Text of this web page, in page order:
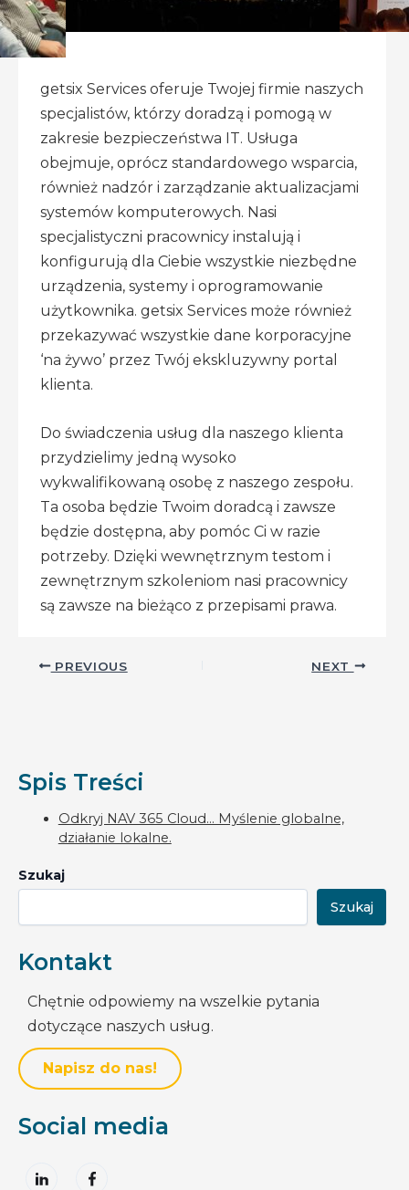
Spis Treści
Odkryj NAV 365 Cloud… Myślenie globalne,
działanie lokalne.
Szukaj
Szukaj
Kontakt
Chętnie odpowiemy na wszelkie pytania
dotyczące naszych usług.
Napisz do nas!
Social media
getsix Services oferuje Twojej firmie naszych
specjalistów, którzy doradzą i pomogą w
zakresie bezpieczeństwa IT. Usługa
obejmuje, oprócz standardowego wsparcia,
również nadzór i zarządzanie aktualizacjami
systemów komputerowych. Nasi
specjalistyczni pracownicy instalują i
konfigurują dla Ciebie wszystkie niezbędne
urządzenia, systemy i oprogramowanie
użytkownika. getsix Services może również
przekazywać wszystkie dane korporacyjne
‘na żywo’ przez Twój ekskluzywny portal
klienta.
Do świadczenia usług dla naszego klienta
przydzielimy jedną wysoko
wykwalifikowaną osobę z naszego zespołu.
Ta osoba będzie Twoim doradcą i zawsze
będzie dostępna, aby pomóc Ci w razie
potrzeby. Dzięki wewnętrznym testom i
zewnętrznym szkoleniom nasi pracownicy
są zawsze na bieżąco z przepisami prawa.
Post PREVIOUS NEXT